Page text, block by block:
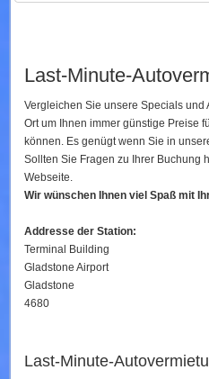
Last-Minute-
Vergleichen Sie unsere Specials
Ort um Ihnen immer günstige Preise
können. Es genügt wenn Sie in
Sollten Sie Fragen zu Ihrer Buchung
Webseite.
Wir wünschen Ihnen viel Spaß mit
Addresse der Station:
Terminal Building
Gladstone Airport
Gladstone
4680
Last-Minute-